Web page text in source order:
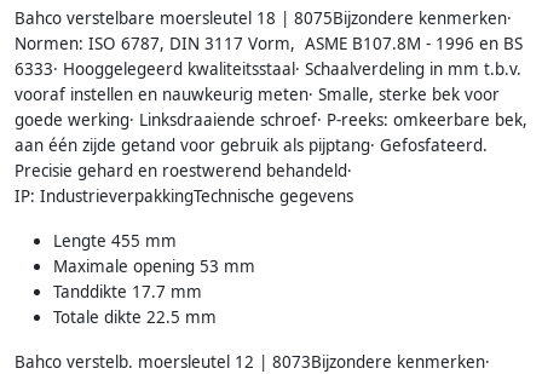
Bahco verstelbare moersleutel 18 | 8075Bijzondere kenmerken·
Normen: ISO 6787, DIN 3117 Vorm, ASME B107.8M - 1996 en BS
6333· Hooggelegeerd kwaliteitsstaal· Schaalverdeling in mm t.b.v.
vooraf instellen en nauwkeurig meten· Smalle, sterke bek voor
goede werking· Linksdraaiende schroef· P-reeks: omkeerbare bek,
aan één zijde getand voor gebruik als pijptang· Gefosfateerd.
Precisie gehard en roestwerend behandeld·
IP: IndustrieverpakkingTechnische gegevens
Lengte 455 mm
Maximale opening 53 mm
Tanddikte 17.7 mm
Totale dikte 22.5 mm
Bahco verstelb. moersleutel 12 | 8073Bijzondere kenmerken·